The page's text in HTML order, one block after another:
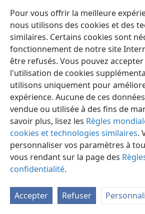
Pour vous offrir la meilleure
nous utilisons des cookies et des
similaires. Certains cookies sont
fonctionnement de notre site
être refusés. Vous pouvez
l'utilisation de cookies
utilisons uniquement pour
expérience. Aucune de ces
vendue ou utilisée à des fins de
savoir plus, lisez les Règles
cookies et technologies similaires.
personnaliser vos paramètres à
vous rendant sur la page des
confidentialité.
Accepter Refuser
Copyright© 2026 Watch Tower Bible and Tract
Conditions d’utilisation
Règles
Paramètres de confidentialité